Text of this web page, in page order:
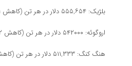
بلژیک: ۵۵۵,۶۵۴ دلار در هر تن (کاهش ۱ درصدی)
اروگوئه: ۵۴۲۰۰۰ دلار در هر تن (کاهش ۱۰.۲ درصدی)
هنگ کنگ: ۵۱۱,۳۳۳ دلار در هر تن (کاهش -۲.۴درصد)